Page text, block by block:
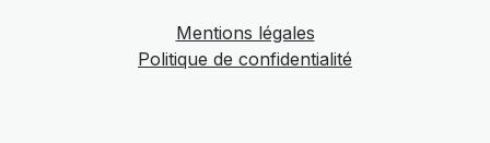
Mentions légales
Politique de confidentialité